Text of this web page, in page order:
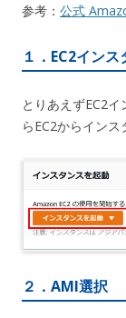
参考： 公式
１．EC2イン
とりあえずEC2
らEC2からイン
２．AMI選択